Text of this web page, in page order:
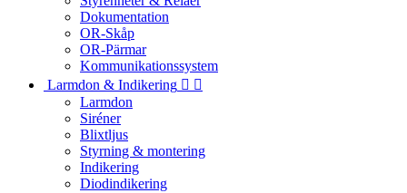
Dokumentation
OR-Skåp
OR-Pärmar
Kommunikationssystem
Larmdon & Indikering  
Larmdon
Siréner
Blixtljus
Styrning & montering
Indikering
Diodindikering